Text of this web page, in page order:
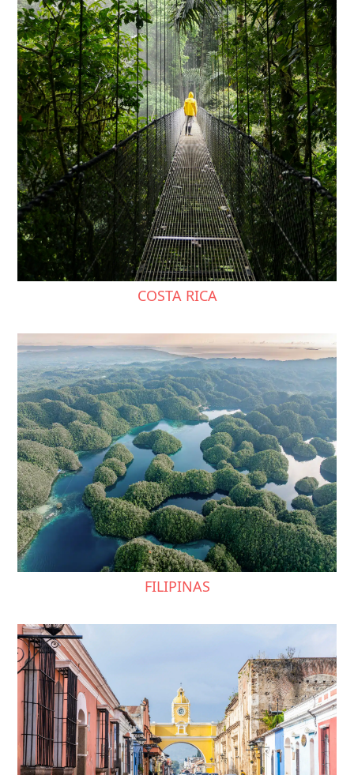
COSTA RICA
FILIPINAS